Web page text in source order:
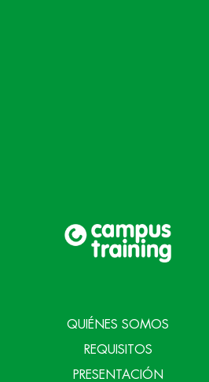
QUIÉNES SOMOS
REQUISITOS
PRESENTACIÓN